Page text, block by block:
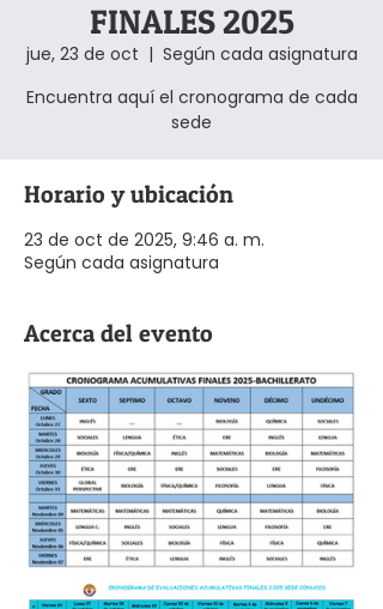
FINALES 2025
jue, 23 de oct
  |
Según cada asignatura
Encuentra aquí el cronograma de cada
sede
Horario y ubicación
23 de oct de 2025, 9:46 a. m.
Según cada asignatura
Acerca del evento